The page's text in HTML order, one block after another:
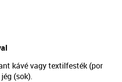
kávé vagy textilfesték (por
(sok).